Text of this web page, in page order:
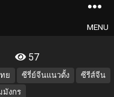
MENU
57
ย ซีรี่ย์จีนแนวตั้ง
ซีรีส์จีน
มังกร